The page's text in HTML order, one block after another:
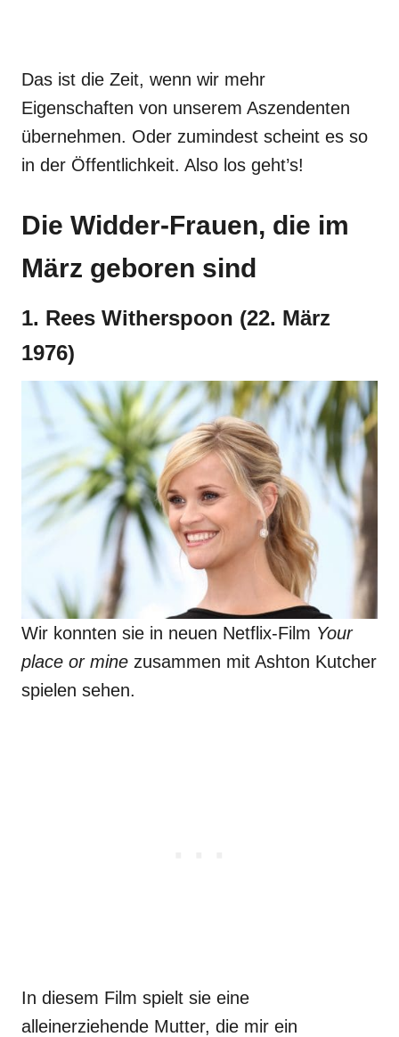
Das ist die Zeit, wenn wir mehr
Eigenschaften von unserem Aszendenten
übernehmen. Oder zumindest scheint es so
in der Öffentlichkeit. Also los geht’s!
Die Widder-Frauen, die im
März geboren sind
1. Rees Witherspoon (22. März
1976)
Wir konnten sie in neuen Netflix-Film Your
place or mine zusammen mit Ashton Kutcher
spielen sehen.
In diesem Film spielt sie eine
alleinerziehende Mutter, die mir ein